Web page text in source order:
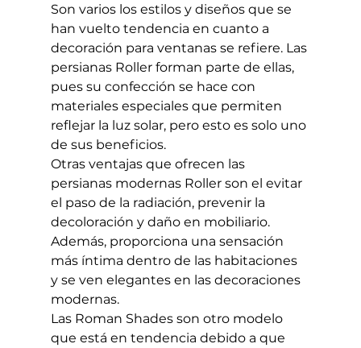
Son varios los estilos y diseños que se
han vuelto tendencia en cuanto a
decoración para ventanas se refiere. Las
persianas Roller forman parte de ellas,
pues su confección se hace con
materiales especiales que permiten
reflejar la luz solar, pero esto es solo uno
de sus beneficios.
Otras ventajas que ofrecen las
persianas modernas Roller son el evitar
el paso de la radiación, prevenir la
decoloración y daño en mobiliario.
Además, proporciona una sensación
más íntima dentro de las habitaciones
y se ven elegantes en las decoraciones
modernas.
Las Roman Shades son otro modelo
que está en tendencia debido a que